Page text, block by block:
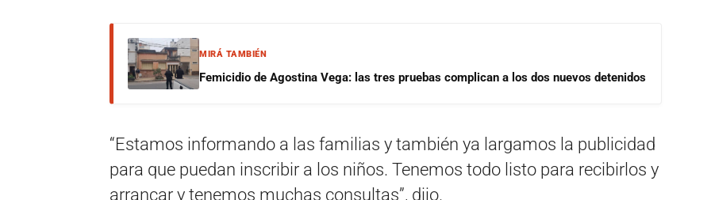
MIRÁ TAMBIÉN
Femicidio de Agostina Vega: las tres pruebas complican a los dos nuevos detenidos
“Estamos informando a las familias y también ya largamos la publicidad
para que puedan inscribir a los niños. Tenemos todo listo para recibirlos y
arrancar y tenemos muchas consultas”, dijo.